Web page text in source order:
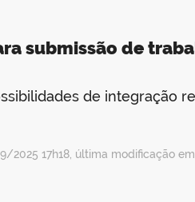
submissão de
de integração
2025 17h18, última modificação